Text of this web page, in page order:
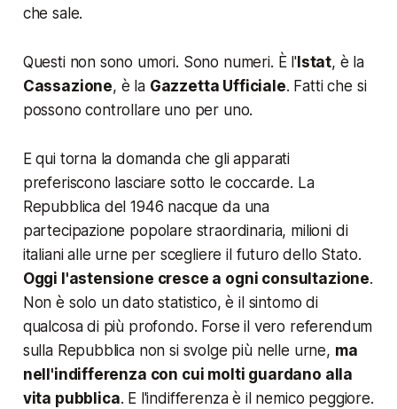
che sale.
Questi non sono umori. Sono numeri. È l'Istat, è la
Cassazione, è la Gazzetta Ufficiale. Fatti che si
possono controllare uno per uno.
E qui torna la domanda che gli apparati
preferiscono lasciare sotto le coccarde. La
Repubblica del 1946 nacque da una
partecipazione popolare straordinaria, milioni di
italiani alle urne per scegliere il futuro dello Stato.
Oggi l'astensione cresce a ogni consultazione.
Non è solo un dato statistico, è il sintomo di
qualcosa di più profondo. Forse il vero referendum
sulla Repubblica non si svolge più nelle urne, ma
nell'indifferenza con cui molti guardano alla
vita pubblica. E l'indifferenza è il nemico peggiore.